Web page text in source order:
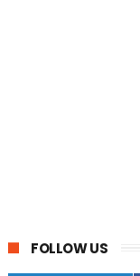
FOLLOW US